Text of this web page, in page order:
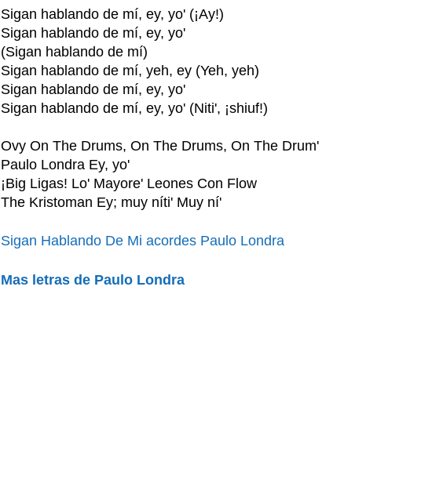
Sigan hablando de mí, ey, yo' (¡Ay!)
Sigan hablando de mí, ey, yo'
(Sigan hablando de mí)
Sigan hablando de mí, yeh, ey (Yeh, yeh)
Sigan hablando de mí, ey, yo'
Sigan hablando de mí, ey, yo' (Niti', ¡shiuf!)
Ovy On The Drums, On The Drums, On The Drum'
Paulo Londra Ey, yo'
¡Big Ligas! Lo' Mayore' Leones Con Flow
The Kristoman Ey; muy níti' Muy ní'
Sigan Hablando De Mi acordes Paulo Londra
Mas letras de Paulo Londra